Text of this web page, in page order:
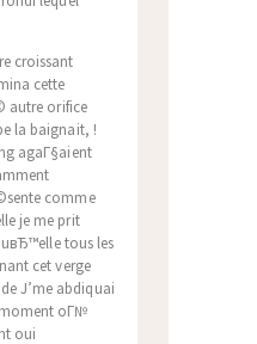
croissant
cette
autre orifice
la baignait, !
agaГ§aient
comme
je me prit
tous les
cet verge
J’me abdiquai
oГ№
oui